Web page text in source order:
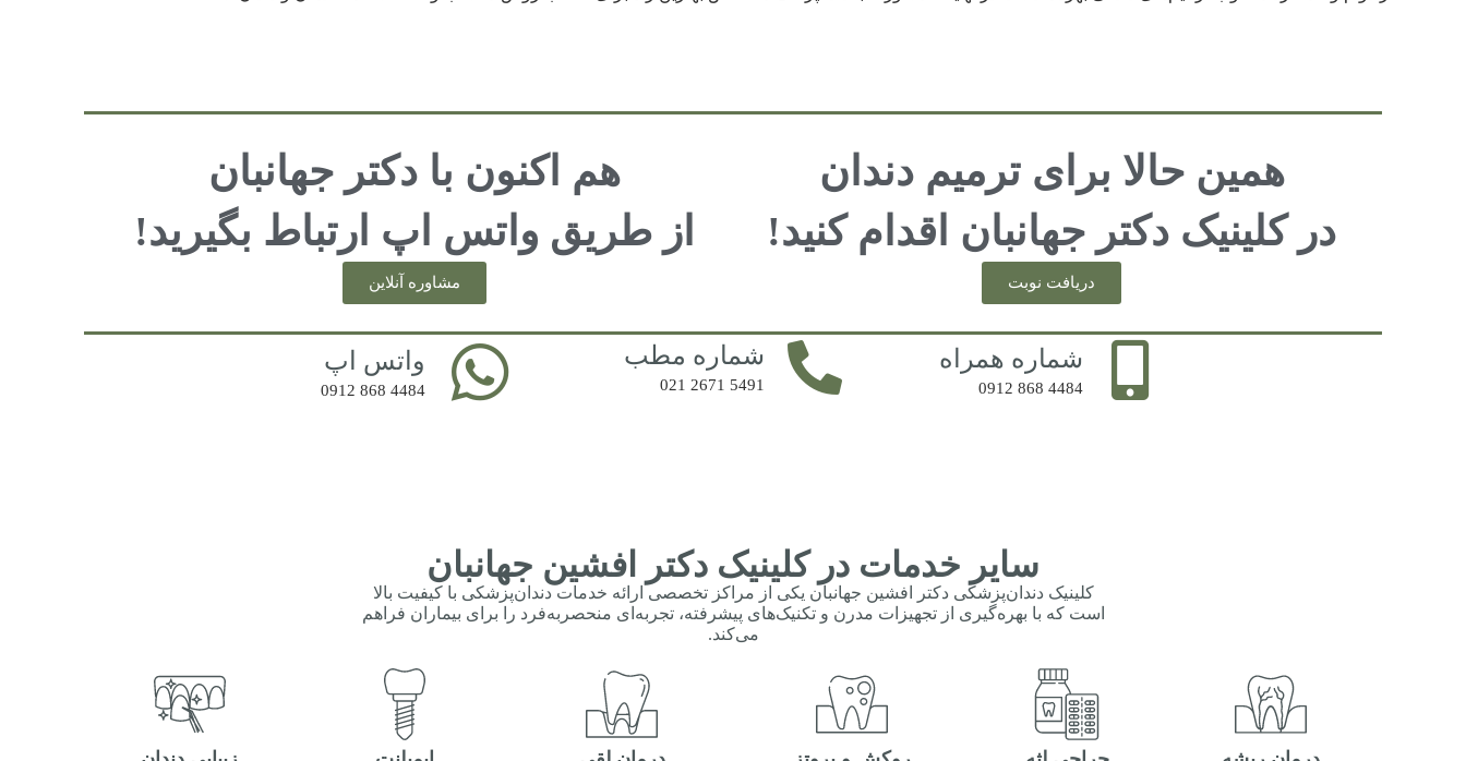
همین حالا برای ترمیم دندان
در کلینیک دکتر جهانبان اقدام کنید!
هم اکنون با دکتر جهانبان
از طریق واتس اپ ارتباط بگیرید!
دریافت نوبت مشاوره آنلاین
شماره همراه
4484 868 0912
شماره مطب
5491 2671 021
واتس اپ
4484 868 0912
سایر خدمات در کلینیک دکتر افشین جهانبان
کلینیک دندان‌پزشکی دکتر افشین جهانبان یکی از مراکز تخصصی ارائه خدمات دندان‌پزشکی با کیفیت بالا
است که با بهره‌گیری از تجهیزات مدرن و تکنیک‌های پیشرفته، تجربه‌ای منحصر‌به‌فرد را برای بیماران فراهم
می‌کند.